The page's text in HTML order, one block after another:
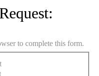
to complete this form.